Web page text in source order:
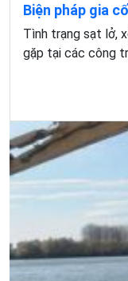
Biện pháp gia
Tình trạng sạt lở,
gặp tại các công